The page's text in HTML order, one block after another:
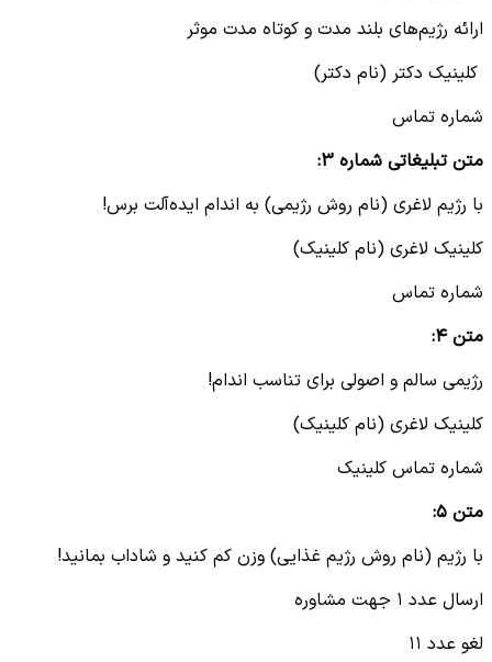
ارائه رژیم‌های بلند مدت و کوتاه مدت موثر
کلینیک دکتر (نام دکتر)
شماره تماس
متن تبلیغاتی شماره 3:
با رژیم لاغری (نام روش رژیمی) به اندام ایده‌آلت برس!
کلینیک لاغری (نام کلینیک)
شماره تماس
متن ۴ :
رژیمی سالم و اصولی برای تناسب اندام!
کلینیک لاغری (نام کلینیک)
شماره تماس کلینیک
متن ۵
:
با رژیم (نام روش رژیم غذایی) وزن کم کنید و شاداب بمانید!
ارسال عدد ۱ جهت مشاوره
لغو عدد ۱۱